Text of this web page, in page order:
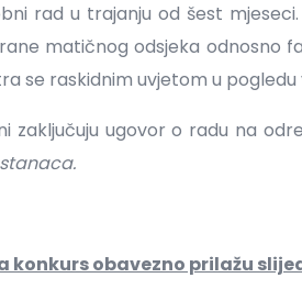
rad u trajanju od šest
matičnog odsjeka odnosno
se raskidnim uvjetom u pogledu
zaključuju ugovor o radu na
konkurs obavezno prilažu